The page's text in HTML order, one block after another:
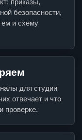
приказы,
безопасности,
и схему
для студии
отвечает и что
проверке.